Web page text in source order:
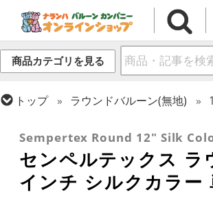
商品カテゴリを見る
トップ ラウンドバルーン(無地)
Sempertex Round 12" Silk
センペルテックス ラ
インチ シルクカラー